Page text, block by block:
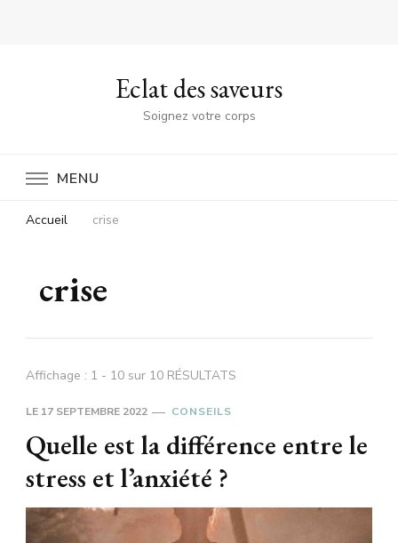
Eclat des saveurs
Soignez votre corps
MENU
Accueil crise
crise
Affichage : 1 - 10 sur 10 RÉSULTATS
LE 17 SEPTEMBRE 2022 CONSEILS
Quelle est la différence entre le
stress et l’anxiété ?